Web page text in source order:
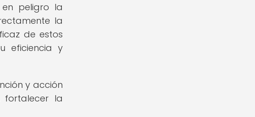
peligro la
la
de estos
eficiencia y
y acción
la